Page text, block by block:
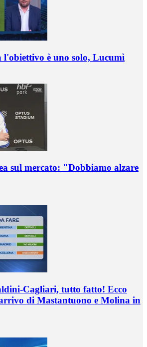
l'obiettivo è uno solo, Lucumì
sul mercato: "Dobbiamo alzare
Cagliari, tutto fatto! Ecco
di Mastantuono e Molina in